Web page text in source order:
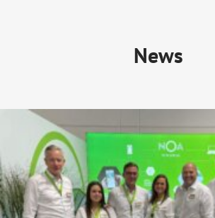
News